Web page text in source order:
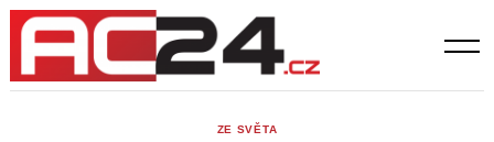
Skip
content
ZE SVĚTA